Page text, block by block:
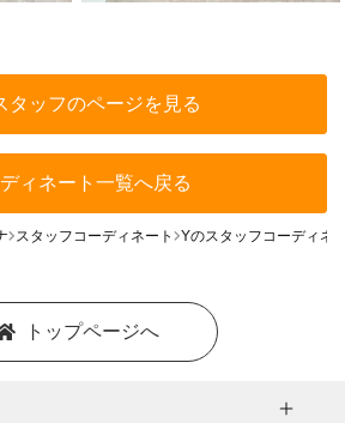
タッフのページを見る
ィネート一覧へ戻る
スタッフコーディネート Yのスタッフコーディネ
トップページへ